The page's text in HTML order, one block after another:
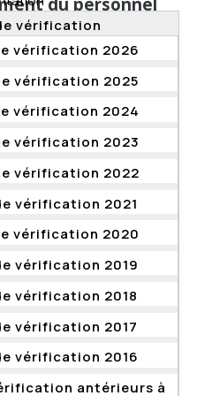
vérification
vérification 2026
vérification 2025
vérification 2024
vérification 2023
vérification 2022
vérification 2021
vérification 2020
vérification 2019
vérification 2018
vérification 2017
vérification 2016
antérieurs à
à l’OQLF
terminait le suivi de
sur le respect du
au Centre
(OQLF).
informations qu’elle a
elle considère qu’elles
dans la mise en
tient à les féliciter.
ponctuelle
à des
de moins d’un an à